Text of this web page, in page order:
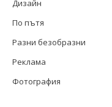
Дизайн
По пътя
Разни безобразни
Реклама
Фотография